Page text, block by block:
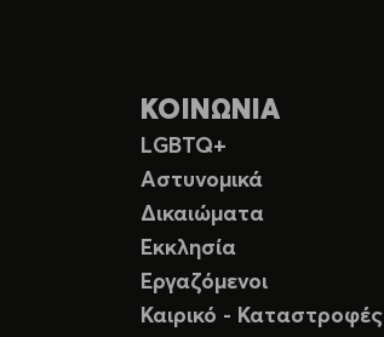
ΚΟΙΝΩΝΙΑ
LGBTQ+
Αστυνομικά
Δικαιώματα
Εκκλησία
Εργαζόμενοι
Καιρικό - Καταστροφές